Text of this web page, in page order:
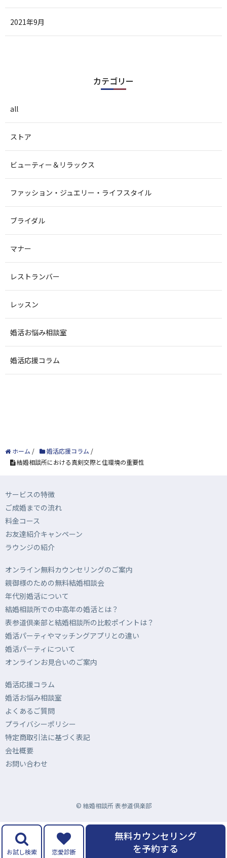
2021年9月
カテゴリー
all
ストア
ビューティー＆リラックス
ファッション・ジュエリー・ライフスタイル
ブライダル
マナー
レストランバー
レッスン
婚活お悩み相談室
婚活応援コラム
ホーム / 婚活応援コラム /
結婚相談所における真剣交際と住環境の重要性
サービスの特徴
ご成婚までの流れ
料金コース
お友達紹介キャンペーン
ラウンジの紹介
オンライン無料カウンセリングのご案内
親御様のための無料結婚相談会
年代別婚活について
結婚相談所での中高年の婚活とは？
表参道倶楽部と結婚相談所の比較ポイントは？
婚活パーティやマッチングアプリとの違い
婚活パーティについて
オンラインお見合いのご案内
婚活応援コラム
婚活お悩み相談室
よくあるご質問
プライバシーポリシー
特定商取引法に基づく表記
会社概要
お問い合わせ
© 結婚相談所 表参道倶楽部
お試し検索 恋愛診断
無料カウンセリング
を予約する